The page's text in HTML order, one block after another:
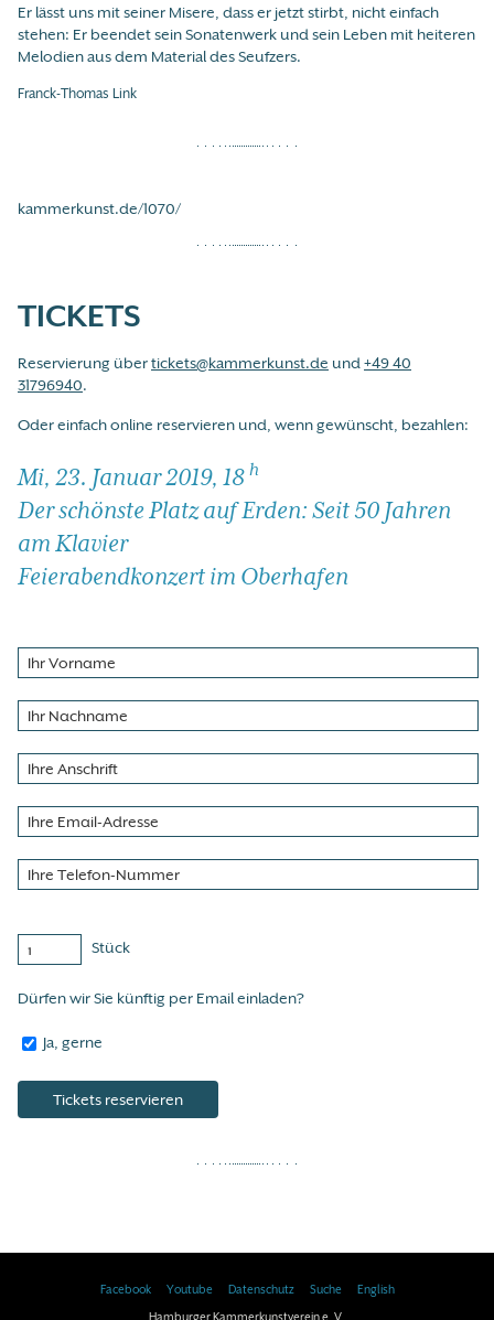
Er lässt uns mit seiner Misere, dass er jetzt stirbt, nicht einfach
stehen: Er beendet sein Sonatenwerk und sein Leben mit heiteren
Melodien aus dem Material des Seufzers.
Franck-Thomas Link
kammerkunst.de/1070/
TICKETS
Reservierung übertickets@kammerkunst.de und+49 40
31796940.
Oder einfach online reservieren und, wenn gewünscht, bezahlen:
Mi, 23. Januar 2019, 18 h
Der schönste Platz auf Erden: Seit 50 Jahren
am Klavier
Feierabendkonzert im Oberhafen
Stück
Dürfen wir Sie künftig per Email einladen?
Ja, gerne
Facebook Youtube Datenschutz Suche
English